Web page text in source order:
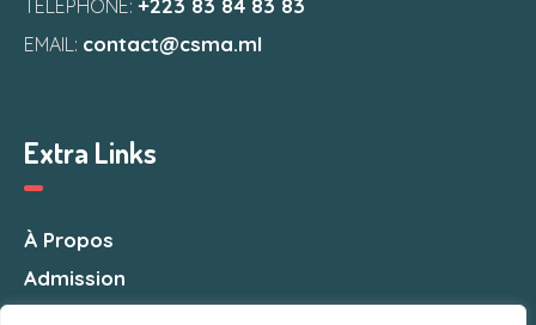
TELEPHONE:+223 83 84 83 83
EMAIL: contact@csma.ml
Extra Links
À Propos
Admission